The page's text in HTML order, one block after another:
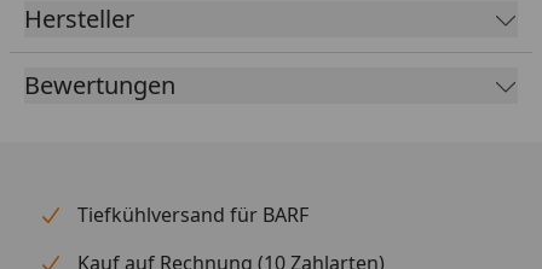
und 8.0 XL.
Hersteller
Bewertungen
Tiefkühlversand für BARF
Kauf auf Rechnung (10 Zahlarten)